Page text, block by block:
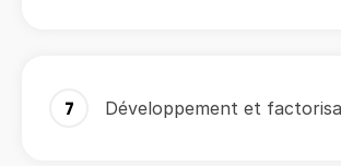
7 Développement et